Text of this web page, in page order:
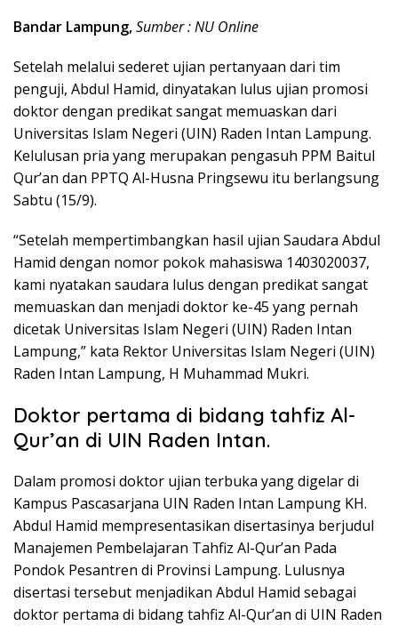
Bandar Lampung,Sumber : NU Online
Setelah melalui sederet ujian pertanyaan dari tim
penguji, Abdul Hamid, dinyatakan lulus ujian promosi
doktor dengan predikat sangat memuaskan dari
Universitas Islam Negeri (UIN) Raden Intan Lampung.
Kelulusan pria yang merupakan pengasuh PPM Baitul
Qur’an dan PPTQ Al-Husna Pringsewu itu berlangsung
Sabtu (15/9).
“Setelah mempertimbangkan hasil ujian Saudara Abdul
Hamid dengan nomor pokok mahasiswa 1403020037,
kami nyatakan saudara lulus dengan predikat sangat
memuaskan dan menjadi doktor ke-45 yang pernah
dicetak Universitas Islam Negeri (UIN) Raden Intan
Lampung,” kata Rektor Universitas Islam Negeri (UIN)
Raden Intan Lampung, H Muhammad Mukri.
Doktor pertama di bidang tahfiz Al-
Qur’an di UIN Raden Intan.
Dalam promosi doktor ujian terbuka yang digelar di
Kampus Pascasarjana UIN Raden Intan Lampung KH.
Abdul Hamid mempresentasikan disertasinya berjudul
Manajemen Pembelajaran Tahfiz Al-Qur’an Pada
Pondok Pesantren di Provinsi Lampung. Lulusnya
disertasi tersebut menjadikan Abdul Hamid sebagai
doktor pertama di bidang tahfiz Al-Qur’an di UIN Raden